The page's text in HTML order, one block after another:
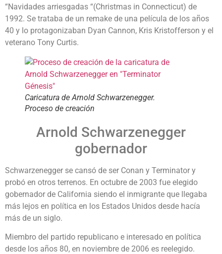
“Navidades arriesgadas “(Christmas in Connecticut) de
1992. Se trataba de un remake de una película de los años
40 y lo protagonizaban Dyan Cannon, Kris Kristofferson y el
veterano Tony Curtis.
Caricatura de Arnold Schwarzenegger.
Proceso de creación
Arnold Schwarzenegger
gobernador
Schwarzenegger se cansó de ser Conan y Terminator y
probó en otros terrenos. En octubre de 2003 fue elegido
gobernador de California siendo el inmigrante que llegaba
más lejos en política en los Estados Unidos desde hacía
más de un siglo.
Miembro del partido republicano e interesado en política
desde los años 80, en noviembre de 2006 es reelegido.